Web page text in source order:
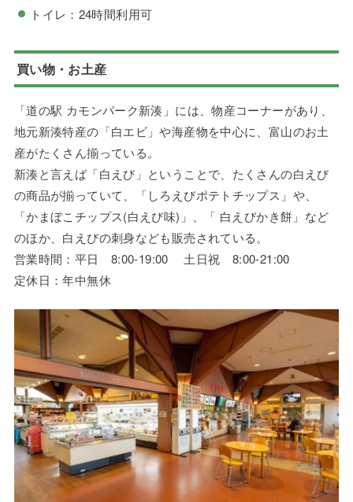
トイレ：24時間利用可
買い物・お土産
「道の駅 カモンパーク新湊」には、物産コーナーがあり、
地元新湊特産の「白エビ」や海産物を中心に、富山のお土
産がたくさん揃っている。
新湊と言えば「白えび」ということで、たくさんの白えび
の商品が揃っていて、「しろえびポテトチップス」や、
「かまぼこチップス(白えび味)」、「 白えびかき餅」など
のほか、白えびの刺身なども販売されている。
営業時間：平日 8:00-19:00 土日祝 8:00-21:00
定休日：年中無休